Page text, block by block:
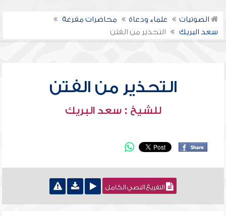
الصوتيات علماء ودعاة
محاضرات مفرغة
سعد البريك
التحذير من الفتن
التحذير من الفتن
للشيخ : سعد البريك
التفريغ النصي الكامل